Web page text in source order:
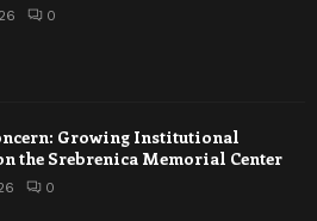
0
Growing Institutional
the Srebrenica Memorial Center
0